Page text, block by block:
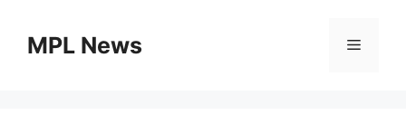
contentMPL News Menu